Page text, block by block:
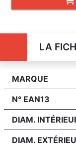
LA
MARQUE
N° EAN13
DIAM.
DIAM.